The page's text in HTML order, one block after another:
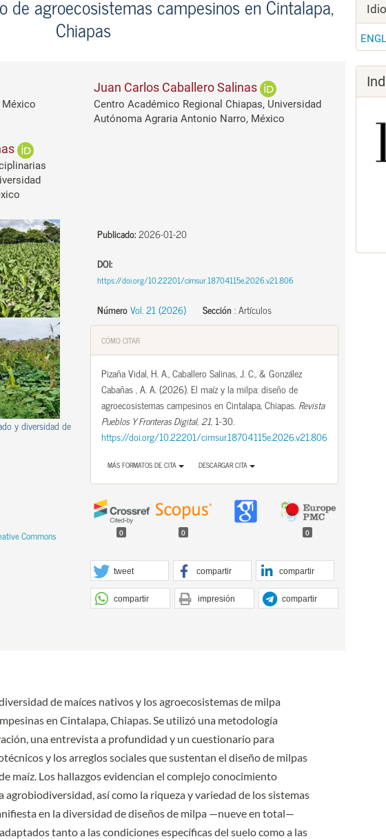
de agroecosistemas campesinos en Cintalapa,
Chiapas
México
Juan Carlos Caballero Salinas
Centro Académico Regional Chiapas, Universidad
Autónoma Agraria Antonio Narro, México
y diversidad de
Commons
Publicado:2026-01-20
DOI:
https://doi.org/10.22201/cimsur.18704115e.2026.v21.806
NúmeroVol. 21 (2026) Sección :Artículos
CÓMO CITAR
Pizaña Vidal, H. A., Caballero Salinas, J. C., & González
Cabañas , A. A. (2026). El maíz y la milpa: diseño de
agroecosistemas campesinos en Cintalapa, Chiapas. Revista
Pueblos Y Fronteras Digital,21, 1-30.
https://doi.org/10.22201/cimsur.18704115e.2026.v21.806
MÁS FORMATOS DE CITA DESCARGAR CITA
0 0 0
tweet compartir compartir
compartir impresión compartir
de maíces nativos y los agroecosistemas de milpa
en Cintalapa, Chiapas. Se utilizó una metodología
una entrevista a profundidad y un cuestionario para
y los arreglos sociales que sustentan el diseño de milpas
maíz. Los hallazgos evidencian el complejo conocimiento
agrobiodiversidad, así como la riqueza y variedad de los sistemas
en la diversidad de diseños de milpa —nueve en total—
tanto a las condiciones específicas del suelo como a las